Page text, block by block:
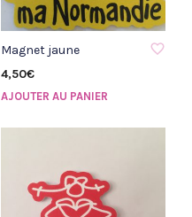
AJOUTER À LA LISTE D'ENVIE
Magnet jaune
4,50€
AJOUTER AU PANIER